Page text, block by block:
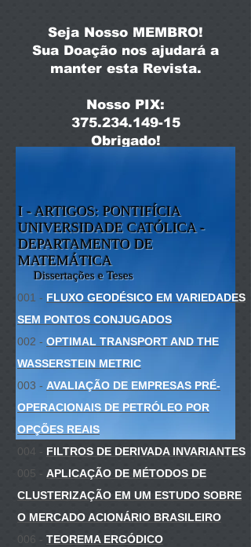
Seja Nosso MEMBRO!
Sua Doação nos ajudará a
manter esta Revista.
Nosso PIX:
375.234.149-15
Obrigado!
I - ARTIGOS: PONTIFÍCIA
UNIVERSIDADE CATÓLICA -
DEPARTAMENTO DE
MATEMÁTICA
Dissertações e Teses
001 - FLUXO GEODÉSICO EM VARIEDADES
SEM PONTOS CONJUGADOS
002 - OPTIMAL TRANSPORT AND THE
WASSERSTEIN METRIC
003 - AVALIAÇÃO DE EMPRESAS PRÉ-
OPERACIONAIS DE PETRÓLEO POR
OPÇÕES REAIS
004 - FILTROS DE DERIVADA INVARIANTES
005 - APLICAÇÃO DE MÉTODOS DE
CLUSTERIZAÇÃO EM UM ESTUDO SOBRE
O MERCADO ACIONÁRIO BRASILEIRO
006 - TEOREMA ERGÓDICO